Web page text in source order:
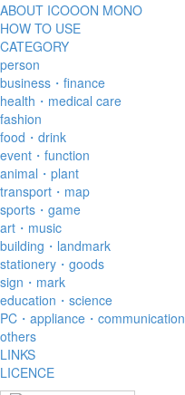
ABOUT ICOOON MONO
HOW TO USE
CATEGORY
person
business・finance
health・medical care
fashion
food・drink
event・function
animal・plant
transport・map
sports・game
art・music
building・landmark
stationery・goods
sign・mark
education・science
PC・appliance・communication
others
LINKS
LICENCE